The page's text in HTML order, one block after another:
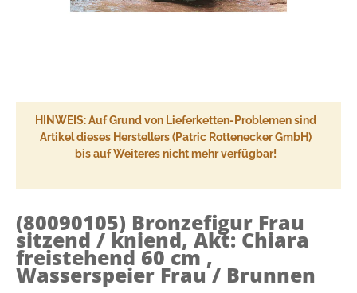
HINWEIS: Auf Grund von Lieferketten-Problemen sind
Artikel dieses Herstellers (Patric Rottenecker GmbH)
bis auf Weiteres nicht mehr verfügbar!
(80090105) Bronzefigur Frau
sitzend / kniend, Akt: Chiara
freistehend 60 cm ,
Wasserspeier Frau / Brunnen